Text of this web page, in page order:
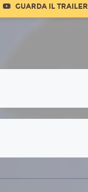
GUARDA IL TRAILER